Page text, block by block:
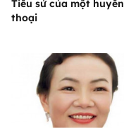
Tiểu sử của một huyền
thoại